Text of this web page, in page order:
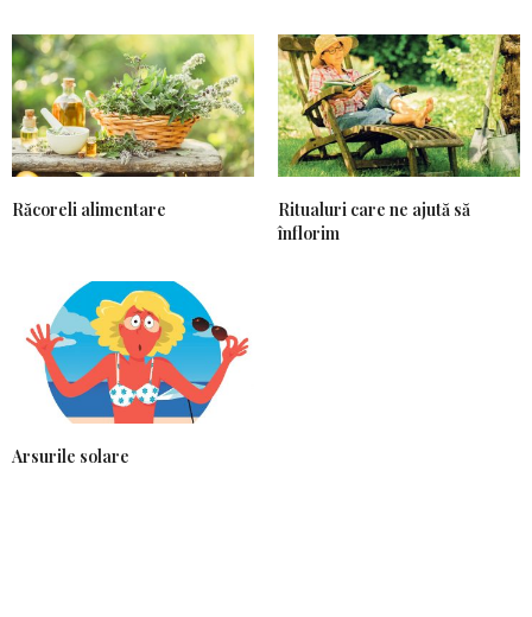
Răcoreli alimentare
Ritualuri care ne ajută să
înflorim
Arsurile solare